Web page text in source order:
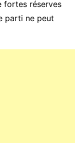
fortes réserves
parti ne peut